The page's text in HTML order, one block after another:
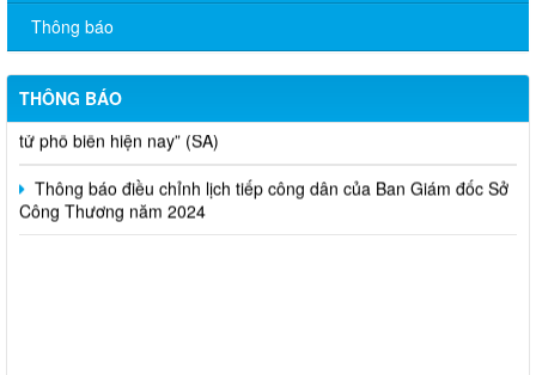
Thông báo
THÔNG BÁO
Thông báo bán thanh lý tài sản công theo hình thức chỉ định
huấn kinh doanh online hiệu quả trên các kênh thương mại điện
tử phổ biến hiện nay” (SA)
Thông báo điều chỉnh lịch tiếp công dân của Ban Giám đốc Sở
Công Thương năm 2024